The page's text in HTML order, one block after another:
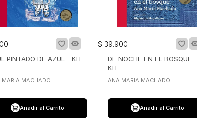
PINTADO DE AZUL - KIT
MARIA MACHADO
Añadir al Carrito
$ 39.900
DE NOCHE EN EL BOSQUE -
KIT
ANA MARIA MACHADO
Añadir al Carrito